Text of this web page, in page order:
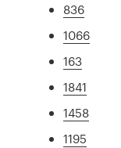
836
1066
163
1841
1458
1195